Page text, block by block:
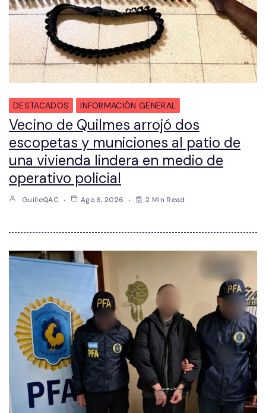
DESTACADOS INFORMACIÓN GENERAL
Vecino de Quilmes arrojó dos
escopetas y municiones al patio de
una vivienda lindera en medio de
operativo policial
GuilleQAC Ago 6, 2026 2 Min Read